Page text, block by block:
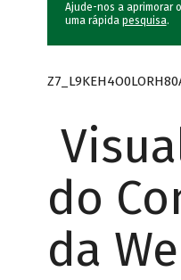
Ajude-nos a aprimorar
uma rápida pesquisa.
do
da